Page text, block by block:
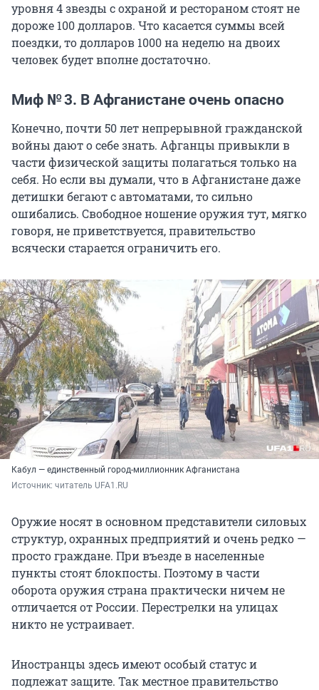
уровня 4 звезды с охраной и рестораном стоят не
дороже 100 долларов. Что касается суммы всей
поездки, то долларов 1000 на неделю на двоих
человек будет вполне достаточно.
Миф № 3. В Афганистане очень опасно
Конечно, почти 50 лет непрерывной гражданской
войны дают о себе знать. Афганцы привыкли в
части физической защиты полагаться только на
себя. Но если вы думали, что в Афганистане даже
детишки бегают с автоматами, то сильно
ошибались. Свободное ношение оружия тут, мягко
говоря, не приветствуется, правительство
всячески старается ограничить его.
Кабул — единственный город-миллионник Афганистана
Источник: читатель UFA1.RU
Оружие носят в основном представители силовых
структур, охранных предприятий и очень редко —
просто граждане. При въезде в населенные
пункты стоят блокпосты. Поэтому в части
оборота оружия страна практически ничем не
отличается от России. Перестрелки на улицах
никто не устраивает.
Иностранцы здесь имеют особый статус и
подлежат защите. Так местное правительство